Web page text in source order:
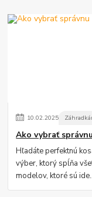
10.02.2025
Ako vybrať
Hľadáte perfektnú
výber, ktorý spĺňa
modelov, ktoré sú